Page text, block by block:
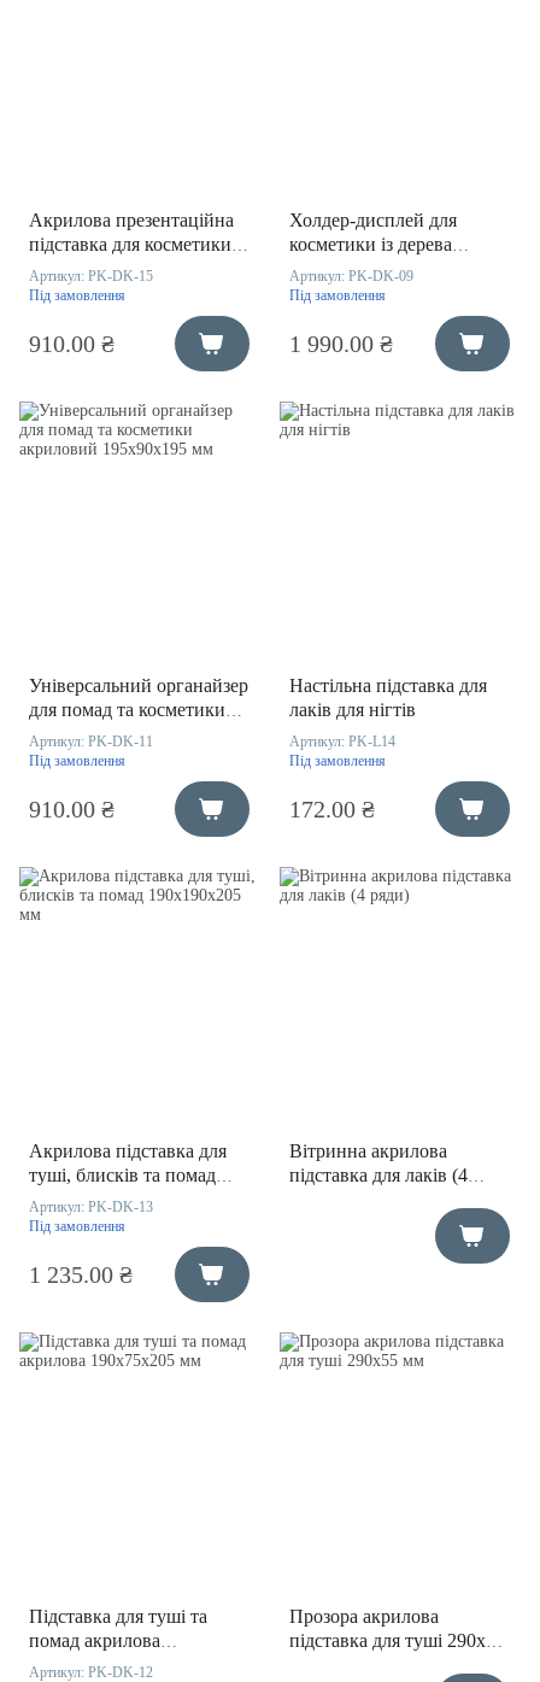
Акрилова презентаційна
підставка для косметики
та тестерів 220х304х224
мм
Артикул: PK-DK-15
Під замовлення
910.00 ₴
Холдер-дисплей для
косметики із дерева
350х100х100 мм
Артикул: PK-DK-09
Під замовлення
1 990.00 ₴
Універсальний органайзер
для помад та косметики
акриловий 195х90х195 мм
Артикул: PK-DK-11
Під замовлення
910.00 ₴
Настільна підставка для
лаків для нігтів
Артикул: PK-L14
Під замовлення
172.00 ₴
Акрилова підставка для
туші, блисків та помад
190х190х205 мм
Артикул: PK-DK-13
Під замовлення
1 235.00 ₴
Вітринна акрилова
підставка для лаків (4
Підставка для туші та
помад акрилова
190х75х205 мм
Артикул: PK-DK-12
Прозора акрилова
підставка для туші 290х55